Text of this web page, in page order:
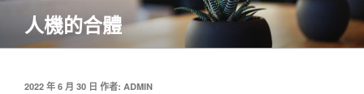
主
人機的合體
發
2022 年 6 月 30 日 作者: ADMIN